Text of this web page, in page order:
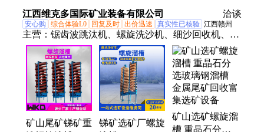
备
江西维克多国际矿业装备有限公司 洽谈
安心购 综合体验L0 回复及时 出价迅速 真实性已核验 江西赣州
主营： 锯齿波跳汰机、螺旋洗沙机、细沙回收机、选
矿摇床、螺旋溜槽、选矿离心机、鼓动溜槽、滚筒洗
矿机、滚筒筛沙机、振动筛、球磨机、三头研磨机、
小型磁选管、盘式真空过滤机、单槽浮选机、轮斗洗
沙机、XJT浸出搅拌机、XMB棒磨机、锥形球磨机、
密封式制样机、XPF圆盘粉碎机、实验室鄂式破碎
机、锤式破碎机、行星球磨机
矿山尾矿锑矿重
锑矿选矿厂螺旋
矿山选矿螺旋溜
槽 重晶石分选